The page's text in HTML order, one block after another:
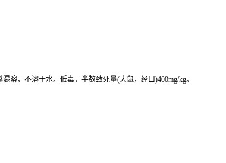
溶，不溶于水。低毒，半数致死量(大鼠，经口)400mg/kg。